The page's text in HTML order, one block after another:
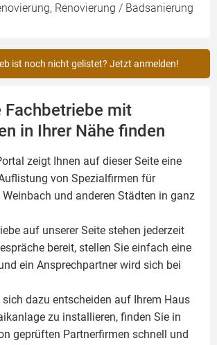
Renovierung / Badsanierung
ist noch nicht gelistet? Jetzt anmelden!
Fachbetriebe mit
in Ihrer Nähe finden
zeigt Ihnen auf dieser Seite eine
von Spezialfirmen für
und anderen Städten in ganz
auf unserer Seite stehen jederzeit
bereit, stellen Sie einfach eine
ein Ansprechpartner wird sich bei
sich dazu entscheiden auf Ihrem Haus
zu installieren, finden Sie in
geprüften Partnerfirmen schnell und